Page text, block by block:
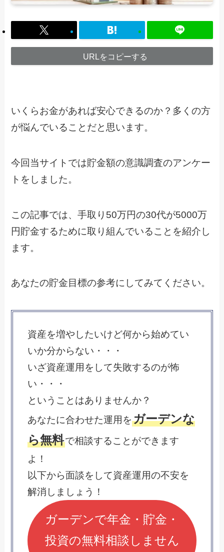
URLをコピーする
いくらお金があれば安心できるのか？多くの方
が悩んでいることだと思います。
今回当サイトでは貯金額の意識調査のアンケー
トをしました。
この記事では、手取り50万円の30代が5000万
円貯金するために取り組んでいることを紹介し
ます。
あなたの貯金目標の参考にしてみてください。
資産を増やしたいけど何から始めてい
いか分からない・・・
いざ資産運用をして失敗するのが怖
い・・・
ということはありませんか？
あなたに合わせた運用をガーデンな
ら無料で相談することができます
よ！
以下から面談をして資産運用の不安を
解消しましょう！
ガーデンで年金・貯金・
投資の無料相談しません